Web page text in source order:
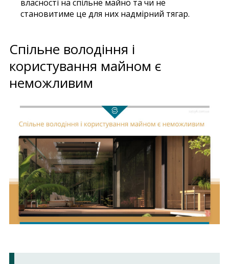
власності на спільне майно та чи не
становитиме це для них надмірний тягар.
Спільне володіння і
користування майном є
неможливим